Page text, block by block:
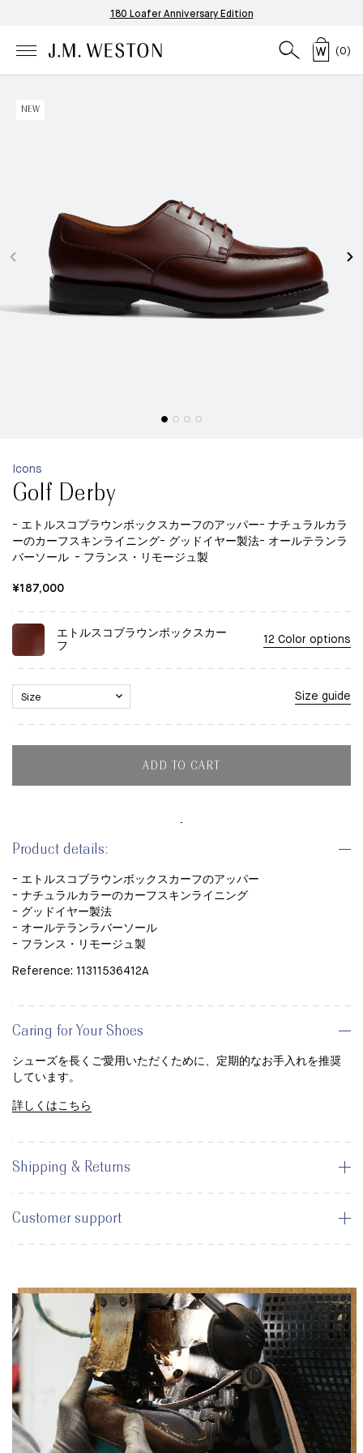
180 Loafer Anniversary Edition
(0)
NEW
Icons
Golf Derby
- エトルスコブラウンボックスカーフのアッパー- ナチュラルカラ
ーのカーフスキンライニング- グッドイヤー製法- オールテランラ
バーソール - フランス・リモージュ製
¥187,000
エトルスコブラウンボックスカー
フ
12 Color options
Size guide
ADD TO CART
Product details:
- エトルスコブラウンボックスカーフのアッパー
- ナチュラルカラーのカーフスキンライニング
- グッドイヤー製法
- オールテランラバーソール
- フランス・リモージュ製
Reference: 11311536412A
Caring for Your Shoes
シューズを長くご愛用いただくために、定期的なお手入れを推奨
しています。
詳しくはこちら
Shipping & Returns
Customer support